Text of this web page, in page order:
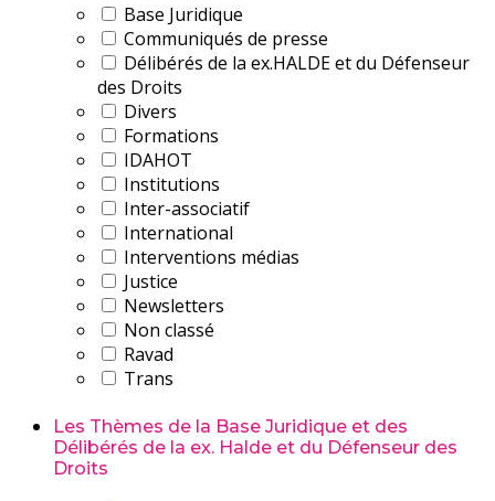
Base Juridique
Communiqués de presse
Délibérés de la ex.HALDE et du Défenseur
des Droits
Divers
Formations
IDAHOT
Institutions
Inter-associatif
International
Interventions médias
Justice
Newsletters
Non classé
Ravad
Trans
Les Thèmes de la Base Juridique et des
Délibérés de la ex. Halde et du Défenseur des
Droits